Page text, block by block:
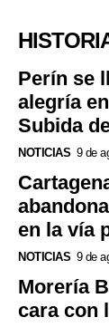
Perín se
alegría
Subida
NOTICIAS 9 de
en la vía
NOTICIAS 9 de
Morería
cara con